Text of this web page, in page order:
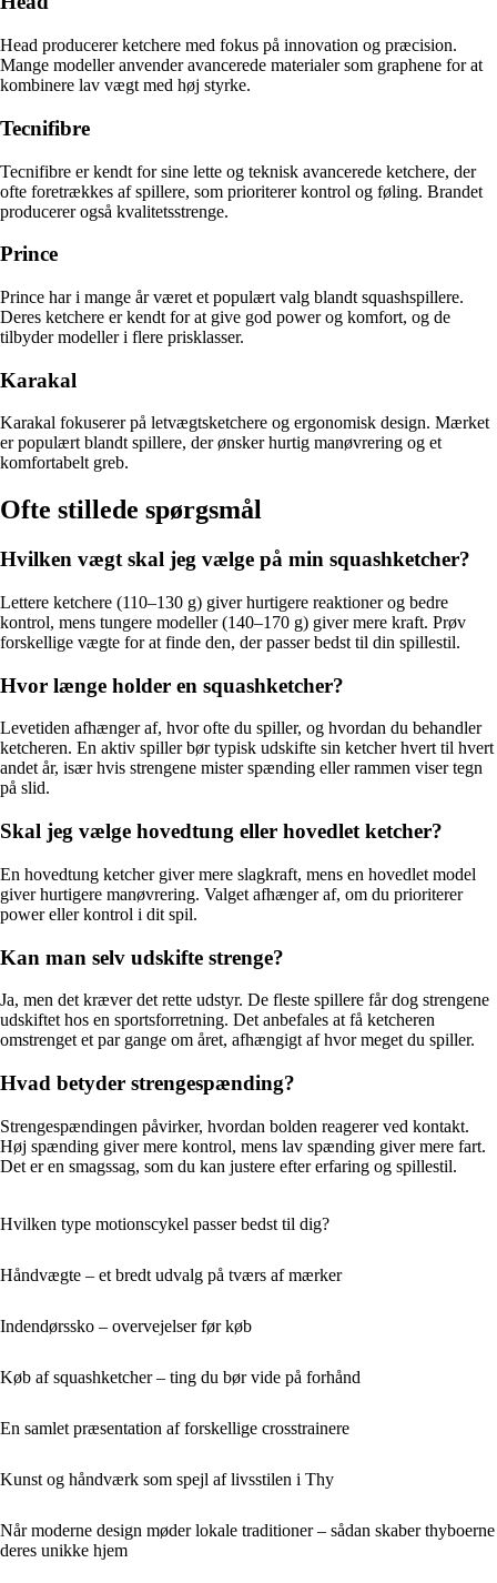
Head producerer ketchere med fokus på innovation og præcision.
Mange modeller anvender avancerede materialer som graphene for at
kombinere lav vægt med høj styrke.
Tecnifibre
Tecnifibre er kendt for sine lette og teknisk avancerede ketchere, der
ofte foretrækkes af spillere, som prioriterer kontrol og føling. Brandet
producerer også kvalitetsstrenge.
Prince
Prince har i mange år været et populært valg blandt squashspillere.
Deres ketchere er kendt for at give god power og komfort, og de
tilbyder modeller i flere prisklasser.
Karakal
Karakal fokuserer på letvægtsketchere og ergonomisk design. Mærket
er populært blandt spillere, der ønsker hurtig manøvrering og et
komfortabelt greb.
Ofte stillede spørgsmål
Hvilken vægt skal jeg vælge på min squashketcher?
Lettere ketchere (110–130 g) giver hurtigere reaktioner og bedre
kontrol, mens tungere modeller (140–170 g) giver mere kraft. Prøv
forskellige vægte for at finde den, der passer bedst til din spillestil.
Hvor længe holder en squashketcher?
Levetiden afhænger af, hvor ofte du spiller, og hvordan du behandler
ketcheren. En aktiv spiller bør typisk udskifte sin ketcher hvert til hvert
andet år, især hvis strengene mister spænding eller rammen viser tegn
på slid.
Skal jeg vælge hovedtung eller hovedlet ketcher?
En hovedtung ketcher giver mere slagkraft, mens en hovedlet model
giver hurtigere manøvrering. Valget afhænger af, om du prioriterer
power eller kontrol i dit spil.
Kan man selv udskifte strenge?
Ja, men det kræver det rette udstyr. De fleste spillere får dog strengene
udskiftet hos en sportsforretning. Det anbefales at få ketcheren
omstrenget et par gange om året, afhængigt af hvor meget du spiller.
Hvad betyder strengespænding?
Strengespændingen påvirker, hvordan bolden reagerer ved kontakt.
Høj spænding giver mere kontrol, mens lav spænding giver mere fart.
Det er en smagssag, som du kan justere efter erfaring og spillestil.
Hvilken type motionscykel passer bedst til dig?
Håndvægte – et bredt udvalg på tværs af mærker
Indendørssko – overvejelser før køb
Køb af squashketcher – ting du bør vide på forhånd
En samlet præsentation af forskellige crosstrainere
Kunst og håndværk som spejl af livsstilen i Thy
Når moderne design møder lokale traditioner – sådan skaber thyboerne
deres unikke hjem